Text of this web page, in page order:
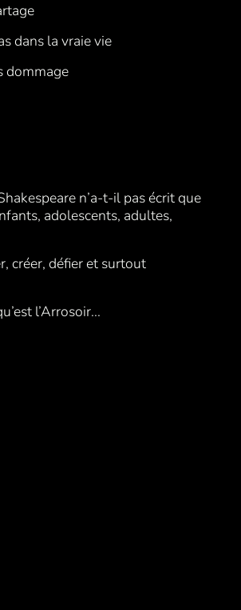
dans la vraie vie
dommage
n’a-t-il pas écrit que
adolescents, adultes,
créer, défier et surtout
l’Arrosoir...